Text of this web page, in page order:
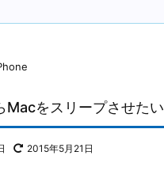
Macをスリープさせたい
2015年5月21日